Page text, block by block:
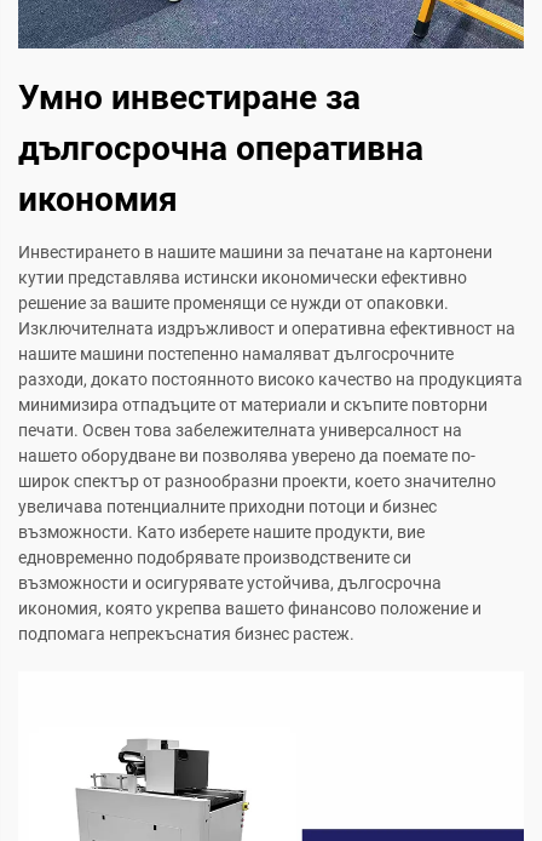
Умно инвестиране за
дългосрочна оперативна
икономия
Инвестирането в нашите машини за печатане на картонени
кутии представлява истински икономически ефективно
решение за вашите променящи се нужди от опаковки.
Изключителната издръжливост и оперативна ефективност на
нашите машини постепенно намаляват дългосрочните
разходи, докато постоянното високо качество на продукцията
минимизира отпадъците от материали и скъпите повторни
печати. Освен това забележителната универсалност на
нашето оборудване ви позволява уверено да поемате по-
широк спектър от разнообразни проекти, което значително
увеличава потенциалните приходни потоци и бизнес
възможности. Като изберете нашите продукти, вие
едновременно подобрявате производствените си
възможности и осигурявате устойчива, дългосрочна
икономия, която укрепва вашето финансово положение и
подпомага непрекъснатия бизнес растеж.